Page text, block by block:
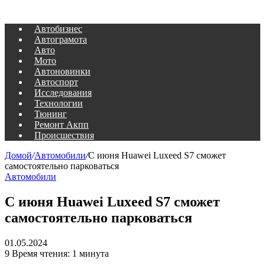
Автобизнес
Автограмота
Авто
Мото
Автоновинки
Автоспорт
Исследования
Технологии
Тюнинг
Ремонт Акпп
Происшествия
Домой/Автомобили/С июня Huawei Luxeed S7 сможет
самостоятельно парковаться
Автомобили
С июня Huawei Luxeed S7 сможет
самостоятельно парковаться
01.05.2024
9 Время чтения: 1 минута